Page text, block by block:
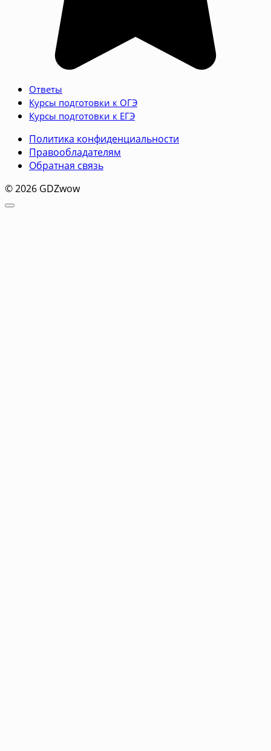
Ответы
Курсы подготовки к ОГЭ
Курсы подготовки к ЕГЭ
Политика конфиденциальности
Правообладателям
Обратная связь
© 2026 GDZwow